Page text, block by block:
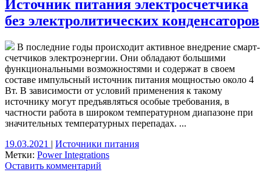
Источник питания электросчетчика
без электролитических конденсаторов
В последние годы происходит активное внедрение смарт-
счетчиков электроэнергии. Они обладают большими
функциональными возможностями и содержат в своем
составе импульсный источник питания мощностью около 4
Вт. В зависимости от условий применения к такому
источнику могут предъявляться особые требования, в
частности работа в широком температурном диапазоне при
значительных температурных перепадах. ...
19.03.2021
Источники питания
Метки: Power Integrations
Оставить комментарий